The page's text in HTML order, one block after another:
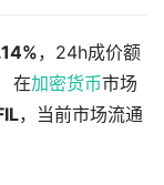
，24h成价额
在加密货币市场
，当前市场流通